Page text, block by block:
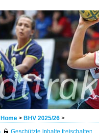
Home > BHV 2025/26 >
Geschützte Inhalte freischalten ...